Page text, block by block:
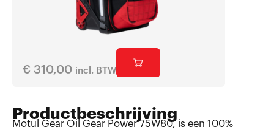
€ 310,00 incl. BTW
Productbeschrijving
Motul Gear Oil Gear Power 75W80, is een 100%